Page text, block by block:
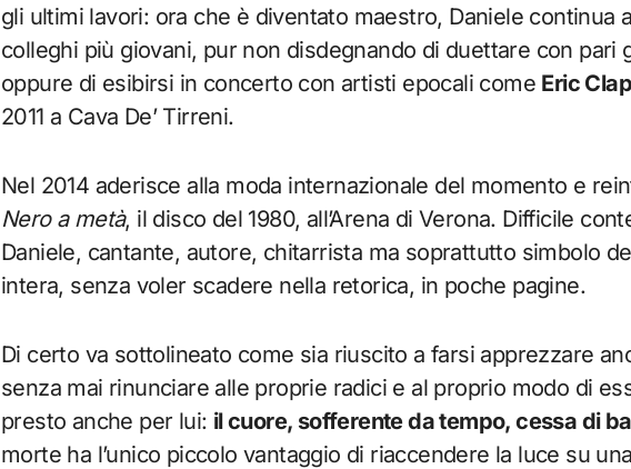
gli ultimi lavori: ora che è diventato maestro, Daniele continua
colleghi più giovani, pur non disdegnando di duettare con pari
oppure di esibirsi in concerto con artisti epocali come Eric
2011 a Cava De’ Tirreni.
Nel 2014 aderisce alla moda internazionale del momento e
Nero a metà, il disco del 1980, all’Arena di Verona. Difficile
Daniele, cantante, autore, chitarrista ma soprattutto simbolo
intera, senza voler scadere nella retorica, in poche pagine.
Di certo va sottolineato come sia riuscito a farsi apprezzare
senza mai rinunciare alle proprie radici e al proprio modo di
presto anche per lui: il cuore, sofferente da tempo, cessa di
morte ha l’unico piccolo vantaggio di riaccendere la luce su